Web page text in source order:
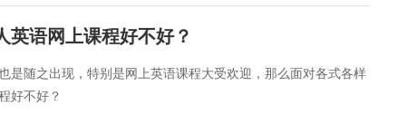
英语网上课程好不好？
是随之出现，特别是网上英语课程大受欢迎，那么面对各式各样
好不好？